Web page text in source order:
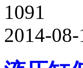
1091
2014-08-